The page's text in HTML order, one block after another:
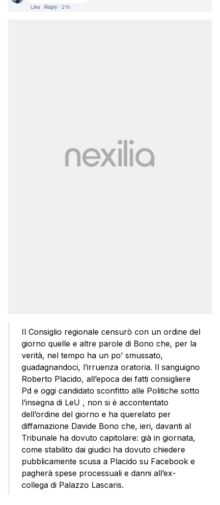
Il Consiglio regionale censurò con un ordine del
giorno quelle e altre parole di Bono che, per la
verità, nel tempo ha un po’ smussato,
guadagnandoci, l’irruenza oratoria. Il sanguigno
Roberto Placido, all’epoca dei fatti consigliere
Pd e oggi candidato sconfitto alle Politiche sotto
l’insegna di LeU , non si è accontentato
dell’ordine del giorno e ha querelato per
diffamazione Davide Bono che, ieri, davanti al
Tribunale ha dovuto capitolare: già in giornata,
come stabilito dai giudici ha dovuto chiedere
pubblicamente scusa a Placido su Facebook e
pagherà spese processuali e danni all’ex-
collega di Palazzo Lascaris.